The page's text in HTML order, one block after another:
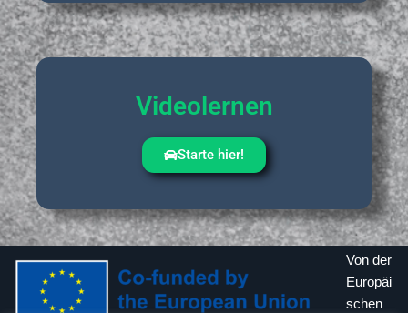
Videolernen
Starte hier!
Von der
Europäi
schen